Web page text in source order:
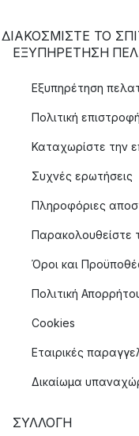
ΔΙΑΚΟΣΜΙΣΤΕ ΤΟ
ΕΞΥΠΗΡΈΤΗΣΗ
Εξυπηρέτηση
Πολιτική
Καταχωρίστε την
Συχνές ερωτήσεις
Πληροφόριες
Παρακολουθείστε
Όροι και
Πολιτική
Cookies
Εταιρικές
Δικαίωμα
ΣΥΛΛΟΓΉ